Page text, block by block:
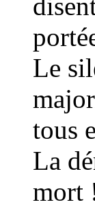
Le
tous
La
mort